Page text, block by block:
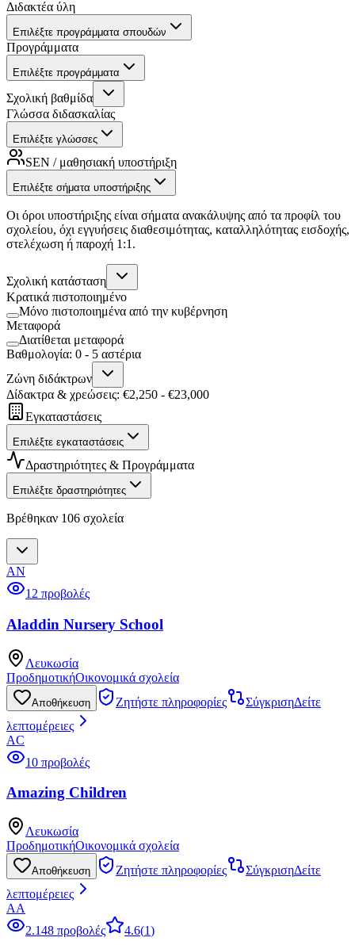
Διδακτέα ύλη
Επιλέξτε προγράμματα σπουδών
Προγράμματα
Επιλέξτε προγράμματα
Σχολική βαθμίδα
Γλώσσα διδασκαλίας
Επιλέξτε γλώσσες
SEN / μαθησιακή υποστήριξη
Επιλέξτε σήματα υποστήριξης
Οι όροι υποστήριξης είναι σήματα ανακάλυψης από τα προφίλ του
σχολείου, όχι εγγυήσεις διαθεσιμότητας, καταλληλότητας εισδοχής,
στελέχωση ή παροχή 1:1.
Σχολική κατάσταση
Κρατικά πιστοποιημένο
Μόνο πιστοποιημένα από την κυβέρνηση
Μεταφορά
Διατίθεται μεταφορά
Βαθμολογία: 0 - 5 αστέρια
Ζώνη διδάκτρων
Δίδακτρα & χρεώσεις: €2,250 - €23,000
Εγκαταστάσεις
Επιλέξτε εγκαταστάσεις
Δραστηριότητες & Προγράμματα
Επιλέξτε δραστηριότητες
Βρέθηκαν 106 σχολεία
AN
12 προβολές
Aladdin Nursery School
Λευκωσία
ΠροδημοτικήΟικονομικά σχολεία
Αποθήκευση Ζητήστε πληροφορίες ΣύγκρισηΔείτε
λεπτομέρειες
AC
10 προβολές
Amazing Children
Λευκωσία
ΠροδημοτικήΟικονομικά σχολεία
Αποθήκευση Ζητήστε πληροφορίες ΣύγκρισηΔείτε
λεπτομέρειες
AA
2.148 προβολές
4.6(1)